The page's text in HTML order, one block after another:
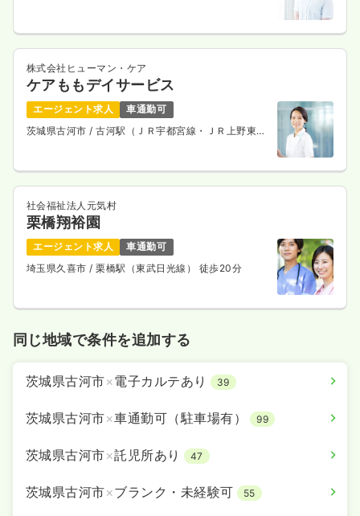
一時募集休止
給与 23.0万円/月 賞与82.6万円
※経験4年の例
時間 8:30～17:30
年間休日121日
4週8休以上
月給23万円以上可
詳細を見る
株式会社ヒューマン・ケア
ケアももデイサービス
エージェント求人
車通勤可
茨城県古河市 / 古河駅（ＪＲ宇都宮線・ＪＲ上野東京
社会福祉法人元気村
栗橋翔裕園
エージェント求人
車通勤可
埼玉県久喜市 / 栗橋駅（東武日光線） 徒歩20分
同じ地域で条件を追加する
茨城県古河市×電子カルテあり 39
茨城県古河市×車通勤可（駐車場有） 99
茨城県古河市×託児所あり 47
茨城県古河市×ブランク・未経験可 55